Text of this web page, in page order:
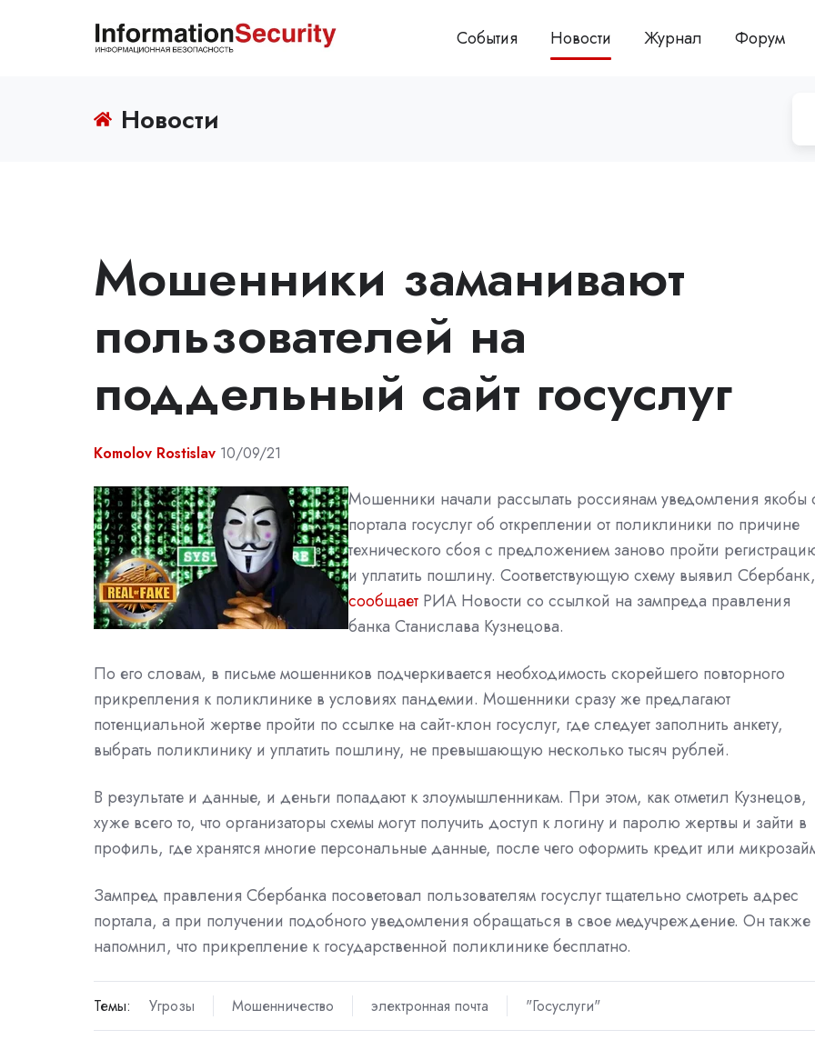
События Новости Журнал Форум
Новости
Мошенники заманивают
пользователей на
поддельный сайт госуслуг
Komolov Rostislav 10/09/21
Мошенники начали рассылать россиянам уведомления якобы
портала госуслуг об откреплении от поликлиники по причине
технического сбоя с предложением заново пройти
и уплатить пошлину. Соответствующую схему выявил Сбербанк,
сообщает РИА Новости со ссылкой на зампреда правления
банка Станислава Кузнецова.
По его словам, в письме мошенников подчеркивается необходимость скорейшего повторного
прикрепления к поликлинике в условиях пандемии. Мошенники сразу же предлагают
потенциальной жертве пройти по ссылке на сайт-клон госуслуг, где следует заполнить анкету,
выбрать поликлинику и уплатить пошлину, не превышающую несколько тысяч рублей.
В результате и данные, и деньги попадают к злоумышленникам. При этом, как отметил Кузнецов,
хуже всего то, что организаторы схемы могут получить доступ к логину и паролю жертвы и зайти в
профиль, где хранятся многие персональные данные, после чего оформить кредит или
Зампред правления Сбербанка посоветовал пользователям госуслуг тщательно смотреть адрес
портала, а при получении подобного уведомления обращаться в свое медучреждение. Он также
напомнил, что прикрепление к государственной поликлинике бесплатно.
Темы: Угрозы Мошенничество электронная почта "Госуслуги"